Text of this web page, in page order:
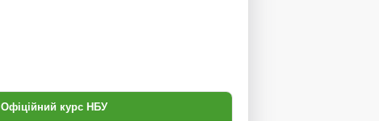
Офіційний курс НБУ